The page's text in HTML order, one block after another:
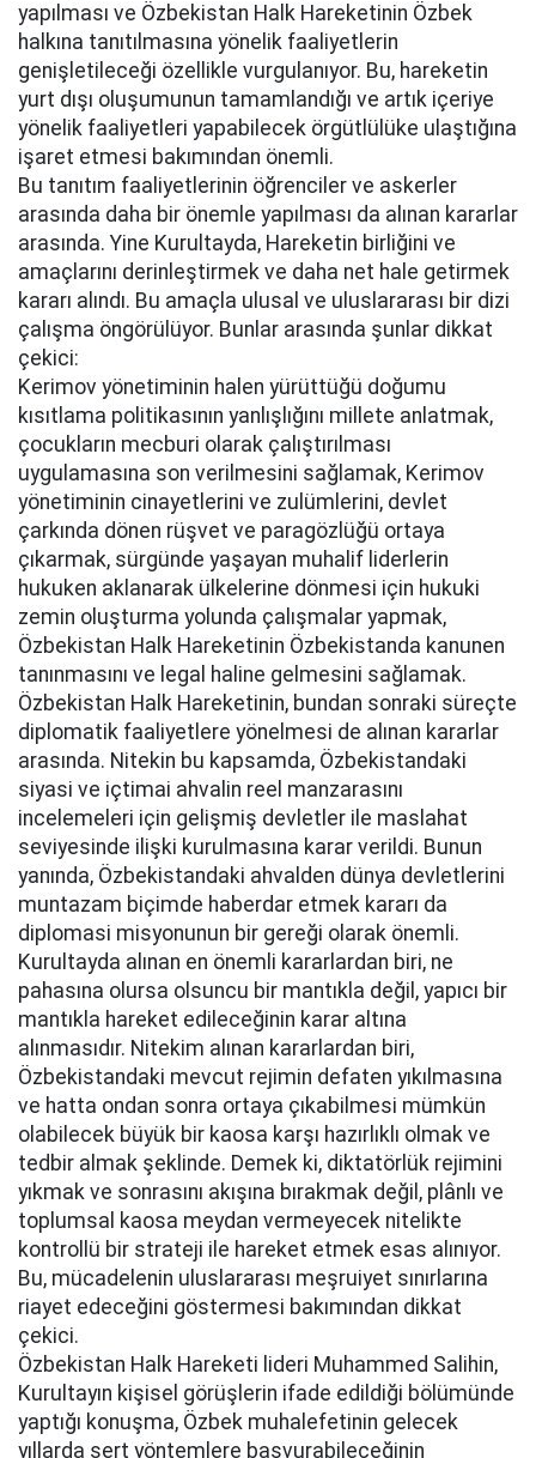
yapılması ve Özbekistan Halk Hareketinin Özbek
halkına tanıtılmasına yönelik faaliyetlerin
genişletileceği özellikle vurgulanıyor. Bu, hareketin
yurt dışı oluşumunun tamamlandığı ve artık içeriye
yönelik faaliyetleri yapabilecek örgütlülüke ulaştığına
işaret etmesi bakımından önemli.
Bu tanıtım faaliyetlerinin öğrenciler ve askerler
arasında daha bir önemle yapılması da alınan kararlar
arasında. Yine Kurultayda, Hareketin birliğini ve
amaçlarını derinleştirmek ve daha net hale getirmek
kararı alındı. Bu amaçla ulusal ve uluslararası bir dizi
çalışma öngörülüyor. Bunlar arasında şunlar dikkat
çekici:
Kerimov yönetiminin halen yürüttüğü doğumu
kısıtlama politikasının yanlışlığını millete anlatmak,
çocukların mecburi olarak çalıştırılması
uygulamasına son verilmesini sağlamak, Kerimov
yönetiminin cinayetlerini ve zulümlerini, devlet
çarkında dönen rüşvet ve paragözlüğü ortaya
çıkarmak, sürgünde yaşayan muhalif liderlerin
hukuken aklanarak ülkelerine dönmesi için hukuki
zemin oluşturma yolunda çalışmalar yapmak,
Özbekistan Halk Hareketinin Özbekistanda kanunen
tanınmasını ve legal haline gelmesini sağlamak.
Özbekistan Halk Hareketinin, bundan sonraki süreçte
diplomatik faaliyetlere yönelmesi de alınan kararlar
arasında. Nitekin bu kapsamda, Özbekistandaki
siyasi ve içtimai ahvalin reel manzarasını
incelemeleri için gelişmiş devletler ile maslahat
seviyesinde ilişki kurulmasına karar verildi. Bunun
yanında, Özbekistandaki ahvalden dünya devletlerini
muntazam biçimde haberdar etmek kararı da
diplomasi misyonunun bir gereği olarak önemli.
Kurultayda alınan en önemli kararlardan biri, ne
pahasına olursa olsuncu bir mantıkla değil, yapıcı bir
mantıkla hareket edileceğinin karar altına
alınmasıdır. Nitekim alınan kararlardan biri,
Özbekistandaki mevcut rejimin defaten yıkılmasına
ve hatta ondan sonra ortaya çıkabilmesi mümkün
olabilecek büyük bir kaosa karşı hazırlıklı olmak ve
tedbir almak şeklinde. Demek ki, diktatörlük rejimini
yıkmak ve sonrasını akışına bırakmak değil, plânlı ve
toplumsal kaosa meydan vermeyecek nitelikte
kontrollü bir strateji ile hareket etmek esas alınıyor.
Bu, mücadelenin uluslararası meşruiyet sınırlarına
riayet edeceğini göstermesi bakımından dikkat
çekici.
Özbekistan Halk Hareketi lideri Muhammed Salihin,
Kurultayın kişisel görüşlerin ifade edildiği bölümünde
yaptığı konuşma, Özbek muhalefetinin gelecek
yıllarda sert yöntemlere başvurabileceğinin